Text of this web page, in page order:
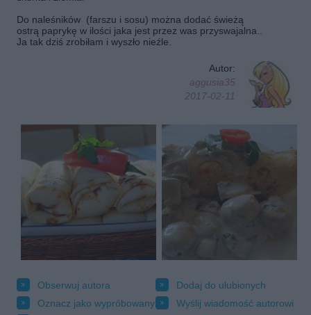
Do naleśników (farszu i sosu) można dodać świeżą
ostrą paprykę w ilości jaka jest przez was przyswajalna..
Ja tak dziś zrobiłam i wyszło nieźle.
Autor:
aggusia35
2017-02-11
Obserwuj autora
Dodaj do ulubionych
Oznacz jako wypróbowany
Wyślij wiadomość autorowi